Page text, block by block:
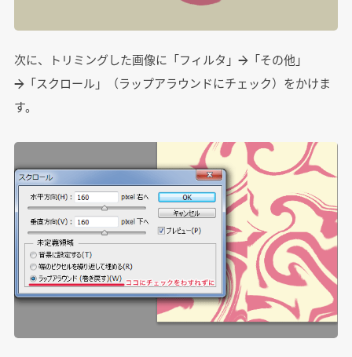
次に、トリミングした画像に「フィルタ」→「その他」
→「スクロール」（ラップアラウンドにチェック）をかけま
す。